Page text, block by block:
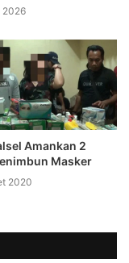
2026
Amankan 2
Masker
2020